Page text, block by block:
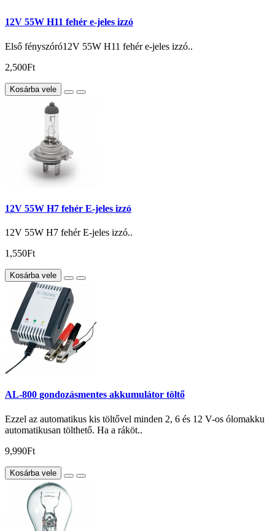
12V 55W H11 fehér e-jeles izzó
Első fényszóró12V 55W H11 fehér e-jeles izzó..
2,500Ft
Kosárba vele
12V 55W H7 fehér E-jeles izzó
12V 55W H7 fehér E-jeles izzó..
1,550Ft
Kosárba vele
AL-800 gondozásmentes akkumulátor töltő
Ezzel az automatikus kis töltővel minden 2, 6 és 12 V-os ólomakku
automatikusan tölthető. Ha a ráköt..
9,990Ft
Kosárba vele